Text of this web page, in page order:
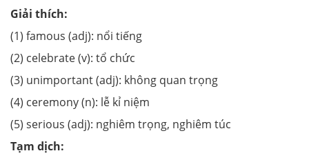
Giải thích:
(1) famous (adj): nổi tiếng
(2) celebrate (v): tổ chức
(3) unimportant (adj): không quan trọng
(4) ceremony (n): lễ kỉ niệm
(5) serious (adj): nghiêm trọng, nghiêm túc
Tạm dịch: